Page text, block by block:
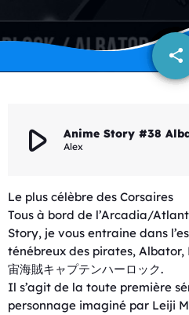
share
email
play_arrow Alex
Le plus célèbre des Corsaires
Tous à bord de l’Arcadia/
Story, je vous entraine dans
ténébreux des pirates, Albator,
宙海賊キャプテンハーロック.
Il s’agit de la toute première
personnage imaginé par Leiji